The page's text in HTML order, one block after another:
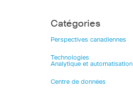
Catégories
Perspectives canadiennes
Technologies
Analytique et automatisation
Centre de données